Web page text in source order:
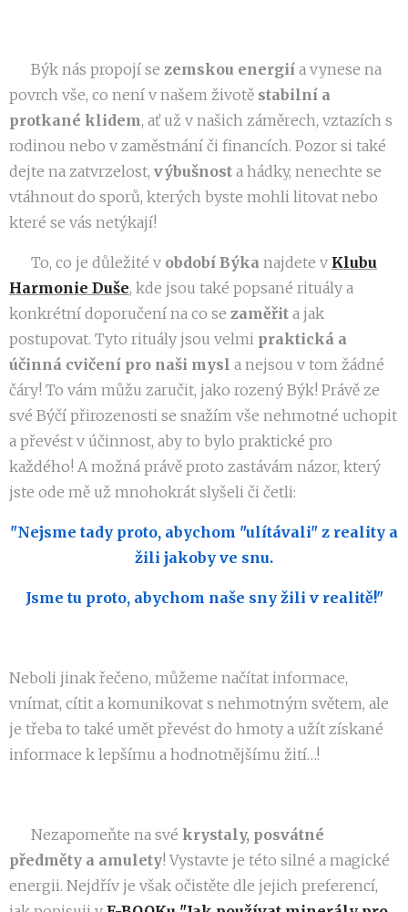
♉️ Býk nás propojí se zemskou energií a vynese na
povrch vše, co není v našem životě stabilní a
protkané klidem, ať už v našich záměrech, vztazích s
rodinou nebo v zaměstnání či financích. Pozor si také
dejte na zatvrzelost, výbušnost a hádky, nenechte se
vtáhnout do sporů, kterých byste mohli litovat nebo
které se vás netýkají!
👉 To, co je důležité v období Býka najdete v Klubu
Harmonie Duše, kde jsou také popsané rituály a
konkrétní doporučení na co se zaměřit a jak
postupovat. Tyto rituály jsou velmi praktická a
účinná cvičení pro naši mysl a nejsou v tom žádné
čáry! To vám můžu zaručit, jako rozený Býk! Právě ze
své Býčí přirozenosti se snažím vše nehmotné uchopit
a převést v účinnost, aby to bylo praktické pro
každého! A možná právě proto zastávám názor, který
jste ode mě už mnohokrát slyšeli či četli:
"Nejsme tady proto, abychom "ulítávali" z reality a
žili jakoby ve snu.
Jsme tu proto, abychom naše sny žili v realitě!"
Neboli jinak řečeno, můžeme načítat informace,
vnímat, cítit a komunikovat s nehmotným světem, ale
je třeba to také umět převést do hmoty a užít získané
informace k lepšímu a hodnotnějšímu žití…!
💎 Nezapomeňte na své krystaly, posvátné
předměty a amulety! Vystavte je této silné a magické
energii. Nejdřív je však očistěte dle jejich preferencí,